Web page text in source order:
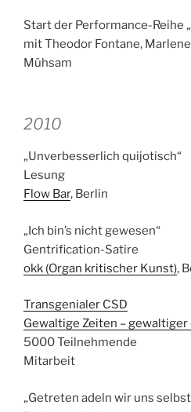
Start der Performance-Reihe
mit Theodor Fontane,
Mühsam
2010
„Unverbesserlich quijotisch“
Lesung
Flow Bar, Berlin
„Ich bin’s nicht gewesen“
Gentrification-Satire
okk (Organ kritischer Kunst),
Transgenialer CSD
Gewaltige Zeiten –
5000 Teilnehmende
Mitarbeit
„Getreten adeln wir uns